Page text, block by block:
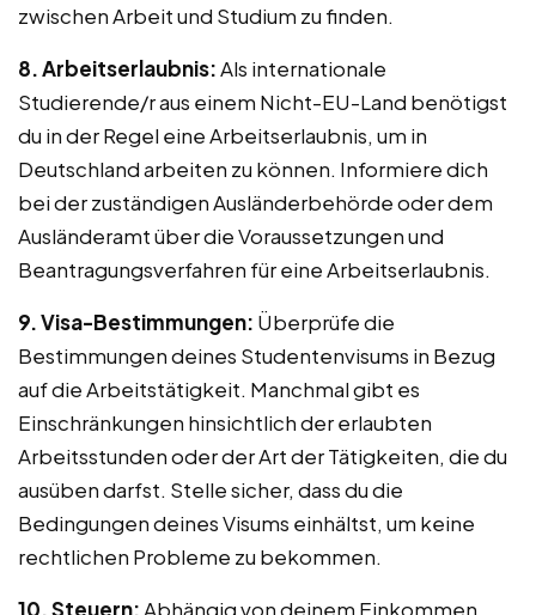
zwischen Arbeit und Studium zu finden.
8. Arbeitserlaubnis:Als internationale
Studierende/r aus einem Nicht-EU-Land benötigst
du in der Regel eine Arbeitserlaubnis, um in
Deutschland arbeiten zu können. Informiere dich
bei der zuständigen Ausländerbehörde oder dem
Ausländeramt über die Voraussetzungen und
Beantragungsverfahren für eine Arbeitserlaubnis.
9. Visa-Bestimmungen: Überprüfe die
Bestimmungen deines Studentenvisums in Bezug
auf die Arbeitstätigkeit. Manchmal gibt es
Einschränkungen hinsichtlich der erlaubten
Arbeitsstunden oder der Art der Tätigkeiten, die du
ausüben darfst. Stelle sicher, dass du die
Bedingungen deines Visums einhältst, um keine
rechtlichen Probleme zu bekommen.
10. Steuern: Abhängig von deinem Einkommen